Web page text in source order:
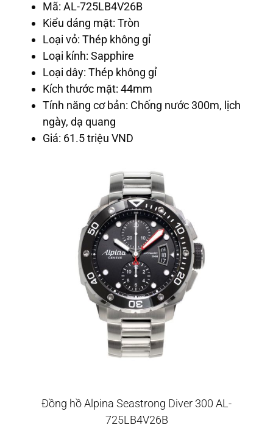
Mã: AL-725LB4V26B
Kiểu dáng mặt: Tròn
Loại vỏ: Thép không gỉ
Loại kính: Sapphire
Loại dây: Thép không gỉ
Kích thước mặt: 44mm
Tính năng cơ bản: Chống nước 300m, lịch
ngày, dạ quang
Giá: 61.5 triệu VND
Đồng hồ Alpina Seastrong Diver 300 AL-
725LB4V26B